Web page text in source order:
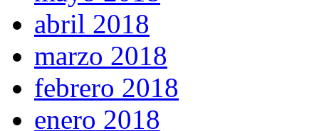
abril 2018
marzo 2018
febrero 2018
enero 2018